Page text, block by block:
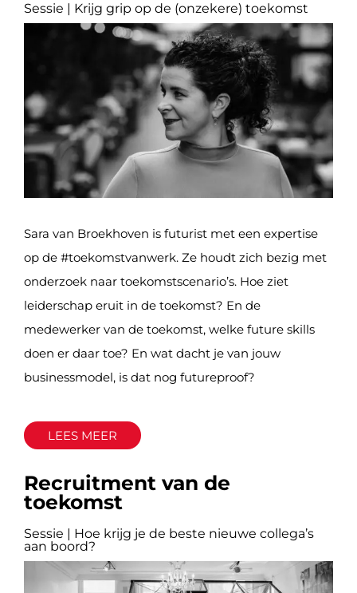
Sessie | Krijg grip op de (onzekere) toekomst
Sara van Broekhoven is futurist met een expertise
op de #toekomstvanwerk. Ze houdt zich bezig met
onderzoek naar toekomstscenario’s. Hoe ziet
leiderschap eruit in de toekomst? En de
medewerker van de toekomst, welke future skills
doen er daar toe? En wat dacht je van jouw
businessmodel, is dat nog futureproof?
LEES MEER
Recruitment van de
toekomst
Sessie | Hoe krijg je de beste nieuwe collega’s
aan boord?